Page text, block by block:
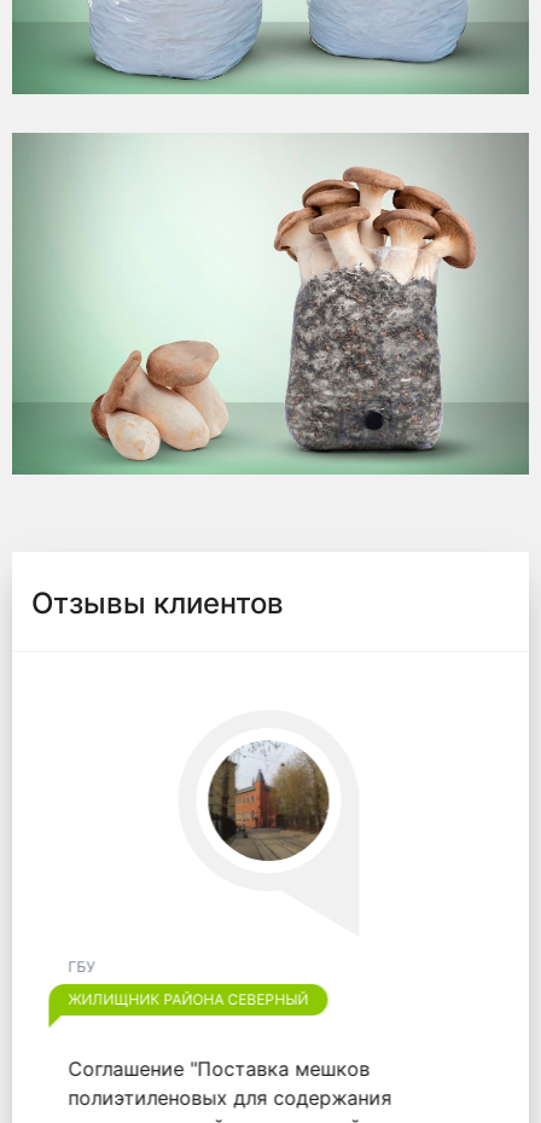
Отзывы клиентов
ГБУ
ЖИЛИЩНИК РАЙОНА ОТРАДНОЕ
Хотим выразить признательность
компании "ООО "ВАЙТПАК"" за